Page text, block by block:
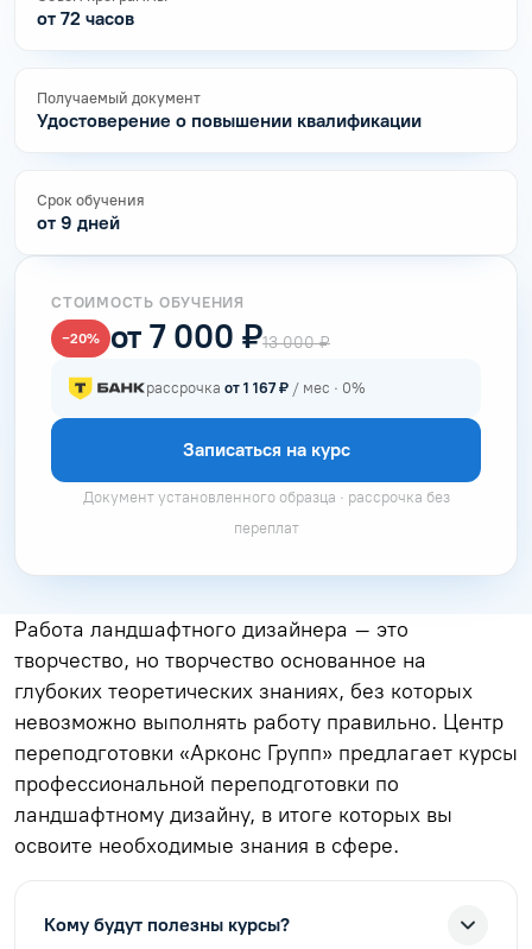
от 72 часов
Получаемый документ
Удостоверение о повышении квалификации
Срок обучения
от 9 дней
СТОИМОСТЬ ОБУЧЕНИЯ
−20% от 7 000 ₽13 000 ₽
рассрочка от 1 167 ₽ / мес · 0%
Записаться на курс
Документ установленного образца · рассрочка без
переплат
Работа ландшафтного дизайнера – это
творчество, но творчество основанное на
глубоких теоретических знаниях, без которых
невозможно выполнять работу правильно. Центр
переподготовки «Арконс Групп» предлагает курсы
профессиональной переподготовки по
ландшафтному дизайну, в итоге которых вы
освоите необходимые знания в сфере.
Кому будут полезны курсы?